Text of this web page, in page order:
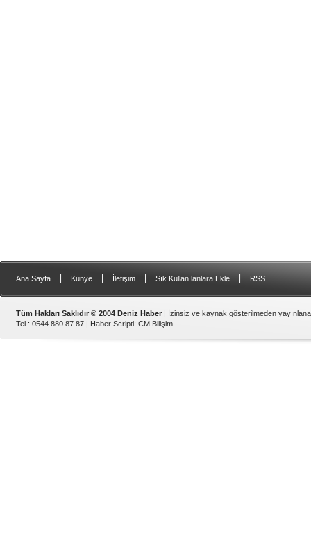
Ana Sayfa Künye İletişim Sık Kullanılanlara Ekle RSS
Tüm Hakları Saklıdır © 2004 Deniz Haber | İzinsiz ve kaynak gösterilmeden
Tel : 0544 880 87 87 | Haber Scripti: CM Bilişim